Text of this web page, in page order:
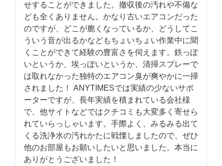
せすることができました。撤収後の汚れや不備な
ども全くありません。かなり古いエアコンだった
のですが、どこが脆くなっているか、どうしてこ
ういう音が出るかなどもちょいちょい作業中に聞
くことができて経験の豊富さを伺えます。鉄っぽ
いというか、埃っぽいというか、清掃スプレーで
は取れなかった独特のエアコン臭が爽やかに一掃
されました！ ANYTIMESでは実績の少ないサポ
ーターですが、長年実績を積まれている会社様
で、他サイトなどではクチコミも大変多く寄せら
れていらっしゃいます。手際よく、みるみる出て
くる洗浄水の汚れかたに戦慄しましたので、ぜひ
他のお部屋もお願いしたいと思いました。本当に
ありがとうございました！